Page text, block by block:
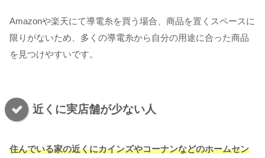
Amazonや楽天にて導電糸を買う場合、商品を置くスペースに
限りがないため、多くの導電糸から自分の用途に合った商品
を見つけやすいです。
近くに実店舗が少ない人
住んでいる家の近くにカインズやコーナンなどのホームセン